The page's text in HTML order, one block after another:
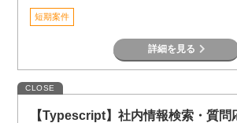
短期案件
詳細を見る
CLOSE
【Typescript】社内情報検索・質問